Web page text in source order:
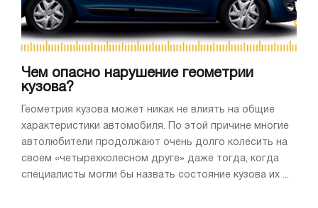
Чем опасно нарушение геометрии
кузова?
Геометрия кузова может никак не влиять на общие
характеристики автомобиля. По этой причине многие
автолюбители продолжают очень долго колесить на
своем «четырехколесном друге» даже тогда, когда
специалисты могли бы назвать состояние кузова их ...